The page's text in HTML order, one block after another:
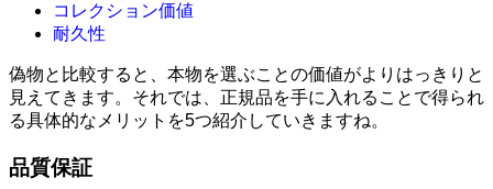
コレクション価値
耐久性
偽物と比較すると、本物を選ぶことの価値がよりはっきりと
見えてきます。それでは、正規品を手に入れることで得られ
る具体的なメリットを5つ紹介していきますね。
品質保証